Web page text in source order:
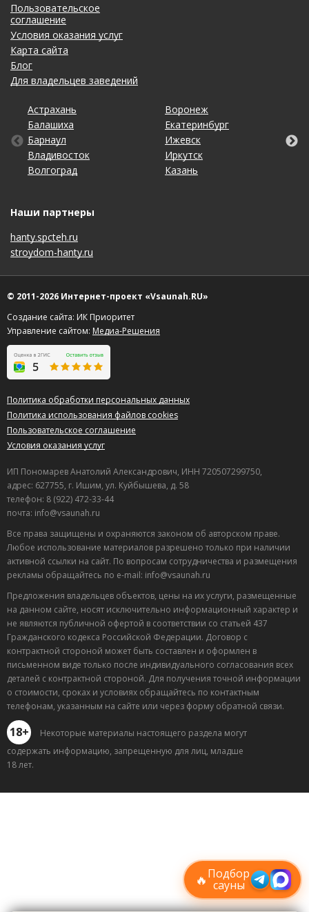
Пользовательское
соглашение
Условия оказания услуг
Карта сайта
Блог
Для владельцев заведений
Астрахань
Балашиха
Барнаул
Владивосток
Волгоград
Воронеж
Екатеринбург
Ижевск
Иркутск
Казань
Калининград
Кемерово
Киров
Краснодар
Красноярск
Липецк
Махачкала
Москва
Набережные Челны
Нижний Новгород
Новосибирск
Омск
Оренбург
Пенза
Пермь
Ростов-на-Дону
Рязань
Самара
Санкт-Петербург
Саратов
Ставрополь
Тольятти
Томск
Тула
Тюмень
Ульяновск
Уфа
Хабаровск
Чебоксары
Челябинск
Ярославль
Наши партнеры
hanty.spcteh.ru
stroydom-hanty.ru
© 2011-2026 Интернет-проект «Vsaunah.RU»
Создание сайта: ИК Приоритет
Управление сайтом: Медиа-Решения
Политика обработки персональных данных
Политика использования файлов cookies
Пользовательское соглашение
Условия оказания услуг
ИП Пономарев Анатолий Александрович, ИНН 720507299750,
адрес: 627755, г. Ишим, ул. Куйбышева, д. 58
телефон: 8 (922) 472-33-44
почта: info@vsaunah.ru
Все права защищены и охраняются законом об авторском праве.
Любое использование материалов разрешено только при наличии
активной ссылки на сайт. По вопросам сотрудничества и размещения
рекламы обращайтесь по e-mail: info@vsaunah.ru
Предложения владельцев объектов, цены на их услуги, размещенные
на данном сайте, носят исключительно информационный характер и
не являются публичной офертой в соответствии со статьей 437
Гражданского кодекса Российской Федерации. Договор с
контрактной стороной может быть составлен и оформлен в
письменном виде только после индивидуального согласования всех
деталей с контрактной стороной. Для получения точной информации
о стоимости, сроках и условиях обращайтесь по контактным
телефонам, указанным на сайте или через форму обратной связи.
18+
Некоторые материалы настоящего раздела могут
содержать информацию, запрещенную для лиц, младше
18 лет.
🔥Подбор
сауны
Подписывайтесь в Telegram или MAX —
пришлём свежие скидки